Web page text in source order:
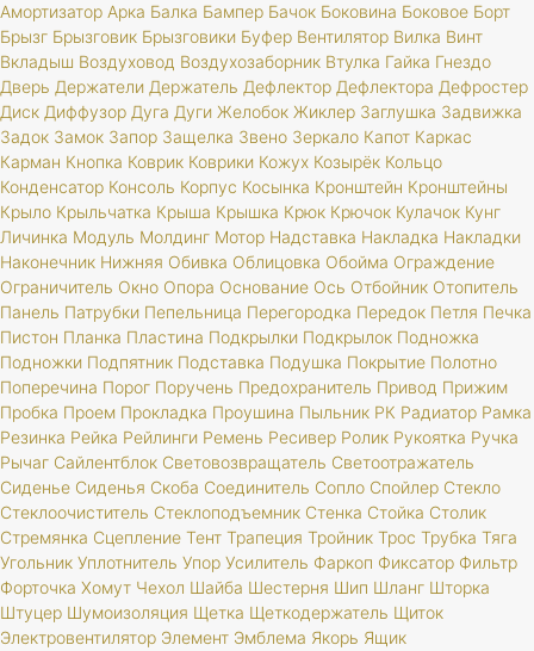
Амортизатор Арка Балка Бампер Бачок Боковина Боковое Борт
Брызг Брызговик Брызговики Буфер Вентилятор Вилка Винт
Вкладыш Воздуховод Воздухозаборник Втулка Гайка Гнездо
Дверь Держатели Держатель Дефлектор Дефлектора Дефростер
Диск Диффузор Дуга Дуги Желобок Жиклер Заглушка Задвижка
Задок Замок Запор Защелка Звено Зеркало Капот Каркас
Карман Кнопка Коврик Коврики Кожух Козырёк Кольцо
Конденсатор Консоль Корпус Косынка Кронштейн Кронштейны
Крыло Крыльчатка Крыша Крышка Крюк Крючок Кулачок Кунг
Личинка Модуль Молдинг Мотор Надставка Накладка Накладки
Наконечник Нижняя Обивка Облицовка Обойма Ограждение
Ограничитель Окно Опора Основание Ось Отбойник Отопитель
Панель Патрубки Пепельница Перегородка Передок Петля Печка
Пистон Планка Пластина Подкрылки Подкрылок Подножка
Подножки Подпятник Подставка Подушка Покрытие Полотно
Поперечина Порог Поручень Предохранитель Привод Прижим
Пробка Проем Прокладка Проушина Пыльник РК Радиатор Рамка
Резинка Рейка Рейлинги Ремень Ресивер Ролик Рукоятка Ручка
Рычаг Сайлентблок Световозвращатель Светоотражатель
Сиденье Сиденья Скоба Соединитель Сопло Спойлер Стекло
Стеклоочиститель Стеклоподъемник Стенка Стойка Столик
Стремянка Сцепление Тент Трапеция Тройник Трос Трубка Тяга
Угольник Уплотнитель Упор Усилитель Фаркоп Фиксатор Фильтр
Форточка Хомут Чехол Шайба Шестерня Шип Шланг Шторка
Штуцер Шумоизоляция Щетка Щеткодержатель Щиток
Электровентилятор Элемент Эмблема Якорь Ящик